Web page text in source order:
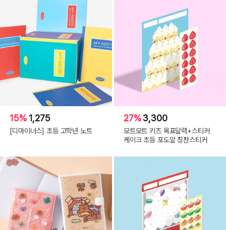
15% 1,275
[디마이너스] 초등 고학년 노트
27%3,300
모트모트 키즈 목표달력+스티커
케이크 초등 포도알 칭찬스티커